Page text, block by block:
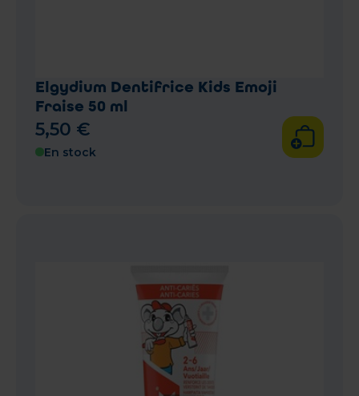
Elgydium Dentifrice Kids Emoji
Fraise 50 ml
5,50 €
En stock